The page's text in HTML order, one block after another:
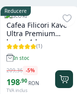
Reducere
FILICORI
Cafea Filicori Kave
Ultra Premium
boabe 1 kg
(1)
In stoc
209,36 -5%
198,90 RON
TVA inclus